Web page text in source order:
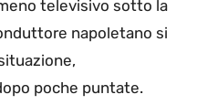
televisivo sotto la
napoletano si
poche puntate.